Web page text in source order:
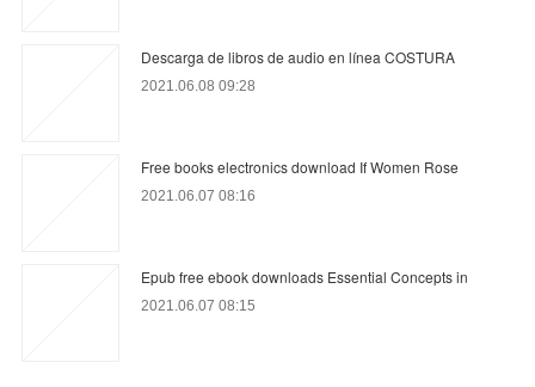
Descarga de libros de audio en línea COSTURA
2021.06.08 09:28
Free books electronics download If Women Rose
2021.06.07 08:16
Epub free ebook downloads Essential Concepts in
2021.06.07 08:15